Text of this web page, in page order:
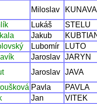
Miloslav
Lukáš
STELU
Jakub
Lubomír
LUTO
Jaroslav JARYN
Jaroslav JAVA
Pavla
PAVLA
Jan
VITEK